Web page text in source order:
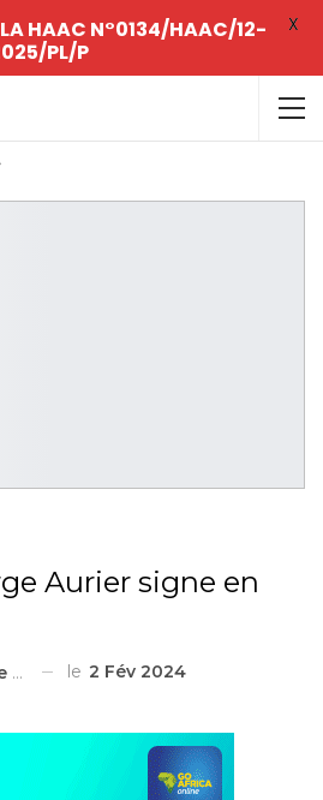
Aurier signe en
le 2 Fév 2024
HAAC N°0134/HAAC/12-
PL/P
X